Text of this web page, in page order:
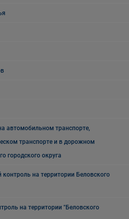
автомобильном транспорте,
транспорте и в дорожном
городского округа
на территории Беловского
на территории "Беловского